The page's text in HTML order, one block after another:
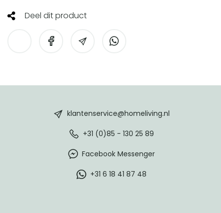
Deel dit product
klantenservice@homeliving.nl
+31 (0)85 - 130 25 89
Facebook Messenger
+31 6 18 41 87 48